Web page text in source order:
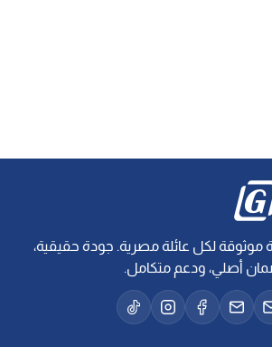
موثوقة لكل عائلة مصرية. جودة حقيقية،
أصلي، ودعم متكامل.